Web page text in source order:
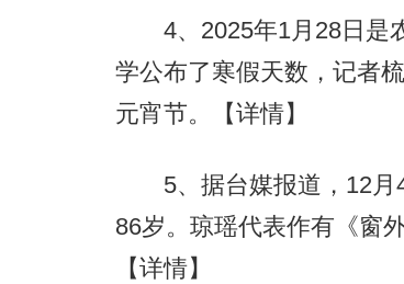
4、2025年1月28日是农
学公布了寒假天数，记者
元宵节。
【详情】
5、据台媒报道，12月4
86岁。琼瑶代表作有《窗
【详情】